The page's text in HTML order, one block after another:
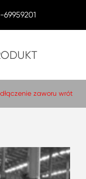
69959201
zaworu wrót